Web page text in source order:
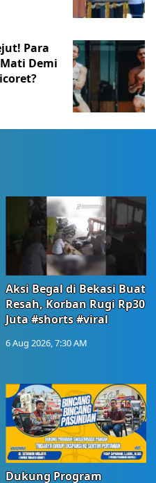
Para
Demi
Aksi Begal di Bekasi Buat
Resah, Korban Rugi Rp30
Juta #shorts #viral
6 Aug 2026, 7:30 AM
Dukung Program